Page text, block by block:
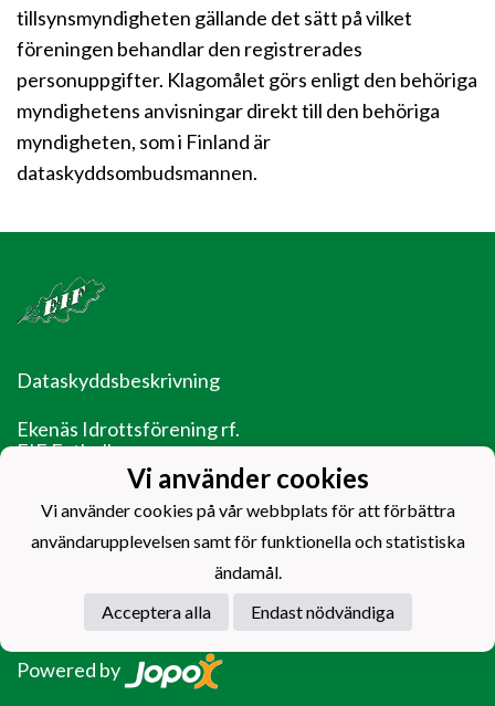
tillsynsmyndigheten gällande det sätt på vilket
föreningen behandlar den registrerades
personuppgifter. Klagomålet görs enligt den behöriga
myndighetens anvisningar direkt till den behöriga
myndigheten, som i Finland är
dataskyddsombudsmannen.
Dataskyddsbeskrivning
Ekenäs Idrottsförening rf.
EIF Fotboll
Ladugårdsgatan 14
10600 Ekenäs
EIF - Laget före jaget!
Powered by
Vi använder cookies
Vi använder cookies på vår webbplats för att förbättra
användarupplevelsen samt för funktionella och statistiska
ändamål.
Acceptera alla
Endast nödvändiga